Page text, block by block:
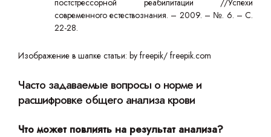
постстрессорной реабилитации //Успехи
современного естествознания. – 2009. – №. 6. – С.
22-28.
Изображение в шапке статьи: by freepik/ freepik.com
Часто задаваемые вопросы о норме и
расшифровке общего анализа крови
Что может повлиять на результат анализа?